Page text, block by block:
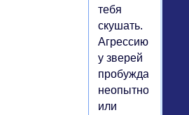
тебя
скушать.
Агрессию
у зверей
пробуждает
неопытность
или